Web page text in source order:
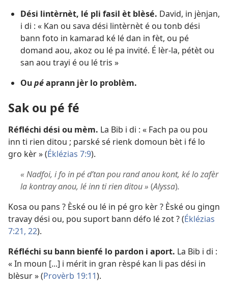
Dési lintèrnèt, lé pli fasil èt blèsé. David, in jènjan,
i di : « Kan ou sava dési lintèrnèt é ou tonb dési
bann foto in kamarad ké lé dan in fèt, ou pé
domand aou, akoz ou lé pa invité. É lèr-la, pétèt ou
san aou trayi é ou lé tris »
Oupéaprann jèr lo problèm.
Sak ou pé fé
Réfléchi dési ou mèm. La Bib i di : « Fach pa ou pou
inn ti rien ditou ; parské sé rienk domoun bèt i fé lo
gro kèr » (Éklézias 7:9).
« Nadfoi, i fo in pé d’tan pou rand anou kont, ké lo zafèr
la kontray anou, lé inn ti rien ditou » (Alyssa).
Kosa ou pans ? Èské ou lé in pé gro kèr ? Èské ou gingn
travay dési ou, pou suport bann défo lé zot ? (Éklézias
7:21, 22).
Réfléchi su bann bienfé lo pardon i aport. La Bib i di :
« In moun [...] i mérit in gran rèspé kan li pas dési in
blèsur » (Provèrb 19:11).